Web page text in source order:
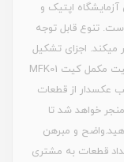
‏دارنده ‏های آزمایشگاه اپتیک و
تنوع قابل توجه
می‏کند. اجزای تشکیل‏
دهنده کیت در زیر آورده شده است. اجزای این کیت مکمل کیت MFK01
عکس‏دار از قطعات
خواهد شد تا
و مبرهن
قطعات به مشتری